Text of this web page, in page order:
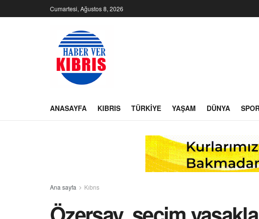
Cumartesi, Ağustos 8, 2026
ANASAYFA KIBRIS TÜRKIYE YAŞAM DÜNYA
Ana sayfa Kıbrıs